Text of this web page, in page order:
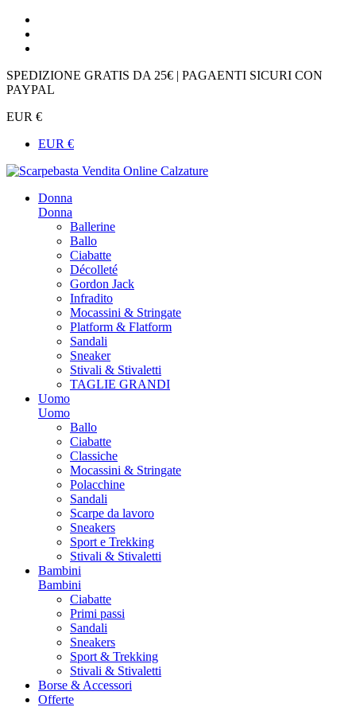
SPEDIZIONE GRATIS DA 25€ | PAGAENTI SICURI CON
PAYPAL
EUR €
EUR €
Donna
Donna
Ballerine
Ballo
Ciabatte
Décolleté
Gordon Jack
Infradito
Mocassini & Stringate
Platform & Flatform
Sandali
Sneaker
Stivali & Stivaletti
TAGLIE GRANDI
Uomo
Uomo
Ballo
Ciabatte
Classiche
Mocassini & Stringate
Polacchine
Sandali
Scarpe da lavoro
Sneakers
Sport e Trekking
Stivali & Stivaletti
Bambini
Bambini
Ciabatte
Primi passi
Sandali
Sneakers
Sport & Trekking
Stivali & Stivaletti
Borse & Accessori
Offerte